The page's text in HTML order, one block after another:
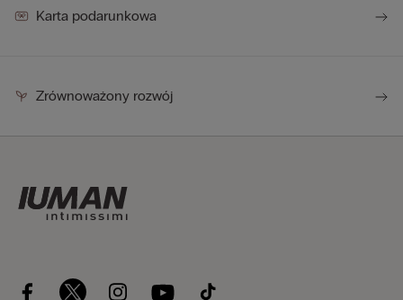
Karta podarunkowa
Zrównoważony rozwój